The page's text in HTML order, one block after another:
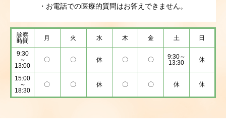
・お電話での医療的質問はお答えできません。
診察
時間
月 火 水 木 金 土 日
9:30
～
13:00
〇 〇 休 〇 〇
9:30～
13:30
休
15:00
～
18:30
〇 〇 休 〇 〇 休 休